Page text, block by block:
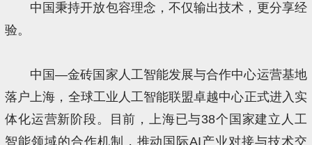
中国秉持开放包容理念，不仅输出技术，更分享经
验。
中国—金砖国家人工智能发展与合作中心运营基地
落户上海，全球工业人工智能联盟卓越中心正式进入实
体化运营新阶段。目前，上海已与38个国家建立人工
智能领域的合作机制，推动国际AI产业对接与技术交